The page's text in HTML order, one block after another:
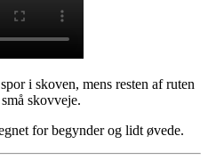
i skoven, mens resten af ruten
skovveje.
for begynder og lidt øvede.